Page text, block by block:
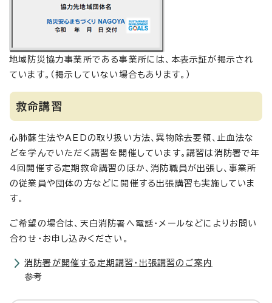
地域防災協力事業所である事業所には、本表示証が掲示され
ています。（掲示していない場合もあります。）
救命講習
心肺蘇生法やAEDの取り扱い方法、異物除去要領、止血法な
どを学んでいただく講習を開催しています。講習は消防署で年
4回開催する定期救命講習のほか、消防職員が出張し、事業所
の従業員や団体の方などに開催する出張講習も実施していま
す。
ご希望の場合は、天白消防署へ電話・メールなどによりお問い
合わせ・お申し込みください。
消防署が開催する定期講習・出張講習のご案内
参考